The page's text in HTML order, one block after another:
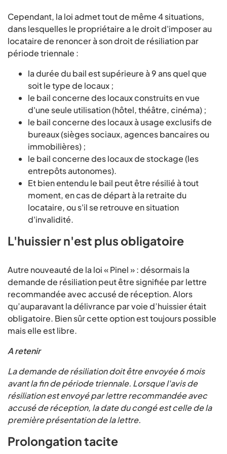
Cependant, la loi admet tout de même 4 situations,
dans lesquelles le propriétaire a le droit d'imposer au
locataire de renoncer à son droit de résiliation par
période triennale :
la durée du bail est supérieure à 9 ans quel que
soit le type de locaux ;
le bail concerne des locaux construits en vue
d'une seule utilisation (hôtel, théâtre, cinéma) ;
le bail concerne des locaux à usage exclusifs de
bureaux (sièges sociaux, agences bancaires ou
immobilières) ;
le bail concerne des locaux de stockage (les
entrepôts autonomes).
Et bien entendu le bail peut être résilié à tout
moment, en cas de départ à la retraite du
locataire, ou s'il se retrouve en situation
d'invalidité.
L'huissier n'est plus obligatoire
Autre nouveauté de la loi « Pinel » : désormais la
demande de résiliation peut être signifiée par lettre
recommandée avec accusé de réception. Alors
qu’auparavant la délivrance par voie d’huissier était
obligatoire. Bien sûr cette option est toujours possible
mais elle est libre.
A retenir
La demande de résiliation doit être envoyée 6 mois
avant la fin de période triennale. Lorsque l'avis de
résiliation est envoyé par lettre recommandée avec
accusé de réception, la date du congé est celle de la
première présentation de la lettre.
Prolongation tacite